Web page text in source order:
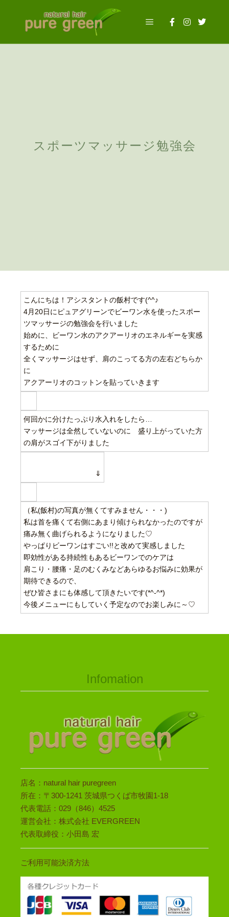
スポーツマッサージ勉強会
こんにちは！アシスタントの飯村です(^^♪
4月20日にピュアグリーンでビーワン水を使ったスポー
ツマッサージの勉強会を行いました
始めに、ビーワン水のアクアーリオのエネルギーを実感
するために
全くマッサージはせず、肩のこってる方の左右どちらか
に
アクアーリオのコットンを貼っていきます
何回かに分けたっぷり水入れをしたら…
マッサージは全然していないのに 盛り上がっていた方
の肩がスゴイ下がりました
⇓
（私(飯村)の写真が無くてすみません・・・)
私は首を痛くて右側にあまり傾けられなかったのですが
痛み無く曲げられるようになりました♡
やっぱりビーワンはすごい!!と改めて実感しました
即効性がある持続性もあるビーワンでのケアは
肩こり・腰痛・足のむくみなどあらゆるお悩みに効果が
期待できるので、
ぜひ皆さまにも体感して頂きたいです(*^-^*)
今後メニューにもしていく予定なのでお楽しみに～♡
Infomation
店名：natural hair puregreen
所在：〒300-1241 茨城県つくば市牧園1-18
代表電話：029（846）4525
運営会社：株式会社 EVERGREEN
代表取締役：小田島 宏
ご利用可能決済方法